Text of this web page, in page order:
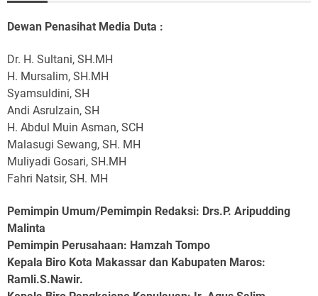
Dewan Penasihat Media Duta :
Dr. H. Sultani, SH.MH
H. Mursalim, SH.MH
Syamsuldini, SH
Andi Asrulzain, SH
H. Abdul Muin Asman, SCH
Malasugi Sewang, SH. MH
Muliyadi Gosari, SH.MH
Fahri Natsir, SH. MH
Pemimpin Umum/Pemimpin Redaksi: Drs.P. Aripudding
Malinta
Pemimpin Perusahaan: Hamzah Tompo
Kepala Biro Kota Makassar dan Kabupaten Maros:
Ramli.S.Nawir.